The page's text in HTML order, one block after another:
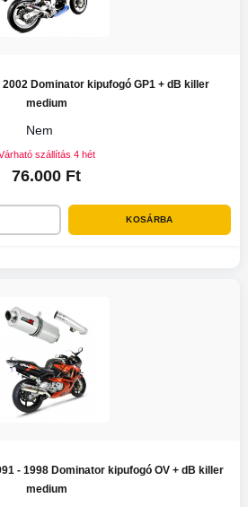
2002 Dominator kipufogó GP1 + dB killer
medium
Nem
szállítás 4 hét
76.000 Ft
KOSÁRBA
- 1998 Dominator kipufogó OV + dB killer
medium